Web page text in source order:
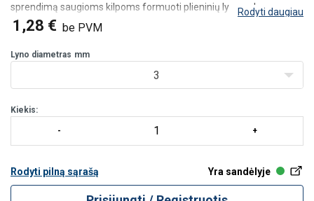
sprendimą saugioms kilpoms formuoti plieninių lynų galuose.
Tinka lynams, kurių skersmuo nuo 2 iki 6 mm. Pagamintas iš
nerūdijančiojo plieno (AISI 316), todėl užtikrina ilg
Rodyti daugiau
1,28 € be PVM
Lyno diametras mm
3
Kiekis:
Rodyti pilną sąrašą Yra sandėlyje